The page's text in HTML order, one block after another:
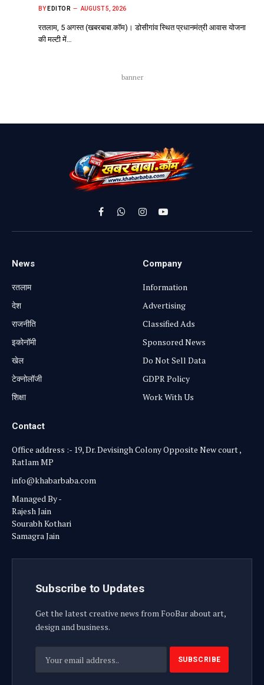
BY EDITOR AUGUST 5, 2026
रतलाम, 5 अगस्त (खबरबाबा.कॉम)। डोसीगांव स्थित प्रधानमंत्री आवास योजना
की मल्टी में…
banner
FacebookWhatsApp
InstagramYouTube
News
रतलाम
⁠देश
राजनीति
⁠इकोनॉमी
खेल
टेक्नोलॉजी
शिक्षा
Company
Information
Advertising
Classified Ads
Sponsored News
Do Not Sell Data
GDPR Policy
Work With Us
Contact
Office address :- 19, Dr. Devisingh Colony Opposite New court ,
Ratlam MP
info@khabarbaba.com
Managed By -
Rajesh Jain
Sourabh Kothari
Samagra Jain
Subscribe to Updates
Get the latest creative news from FooBar about art,
design and business.